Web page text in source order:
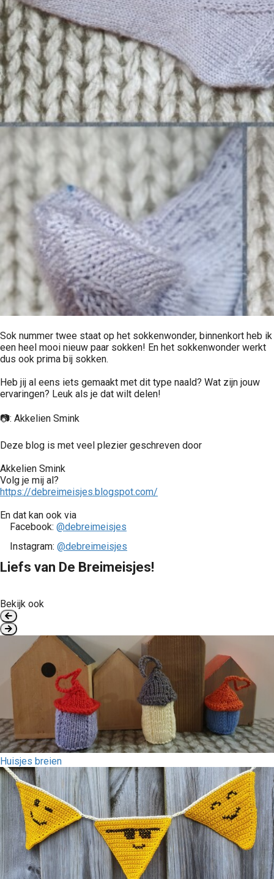
Sok nummer twee staat op het sokkenwonder, binnenkort heb ik
een heel mooi nieuw paar sokken! En het sokkenwonder werkt
dus ook prima bij sokken.
Heb jij al eens iets gemaakt met dit type naald? Wat zijn jouw
ervaringen? Leuk als je dat wilt delen!
📷: Akkelien Smink
Deze blog is met veel plezier geschreven door
Akkelien Smink
Volg je mij al?
https://debreimeisjes.blogspot.com/
En dat kan ook via
Facebook: @debreimeisjes
Instagram: @debreimeisjes
Liefs van De Breimeisjes!
Bekijk ook
Huisjes breien